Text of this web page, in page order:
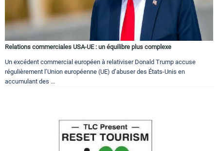
Relations commerciales USA-UE : un équilibre plus complexe
Un excédent commercial européen à relativiser Donald Trump accuse
régulièrement l’Union européenne (UE) d’abuser des États-Unis en
accumulant des ...